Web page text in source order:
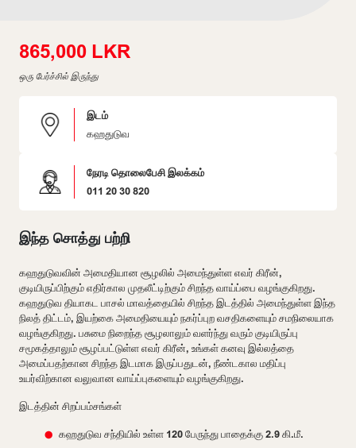
865,000 LKR
ஒரு பேர்ச்சில் இருந்து
இடம்
கஹதுடுவ
நேரடி தொலைபேசி இலக்கம்
011 20 30 820
இந்த சொத்து பற்றி
கஹதுடுவவின் அமைதியான சூழலில் அமைந்துள்ள எவர் கிரீன்,
குடியிருப்பிற்கும் எதிர்கால முதலீட்டிற்கும் சிறந்த வாய்ப்பை வழங்குகிறது.
கஹதுடுவ தியாகட பாசல் மாவத்தையில் சிறந்த இடத்தில் அமைந்துள்ள இந்த
நிலத் திட்டம், இயற்கை அமைதியையும் நகர்ப்புற வசதிகளையும் சமநிலையாக
வழங்குகிறது. பசுமை நிறைந்த சூழலாலும் வளர்ந்து வரும் குடியிருப்பு
சமூகத்தாலும் சூழப்பட்டுள்ள எவர் கிரீன், உங்கள் கனவு இல்லத்தை
அமைப்பதற்கான சிறந்த இடமாக இருப்பதுடன், நீண்டகால மதிப்பு
உயர்விற்கான வலுவான வாய்ப்புகளையும் வழங்குகிறது.
இடத்தின் சிறப்பம்சங்கள்
கஹதுடுவ சந்தியில் உள்ள 120 பேருந்து பாதைக்கு 2.9 கி.மீ.